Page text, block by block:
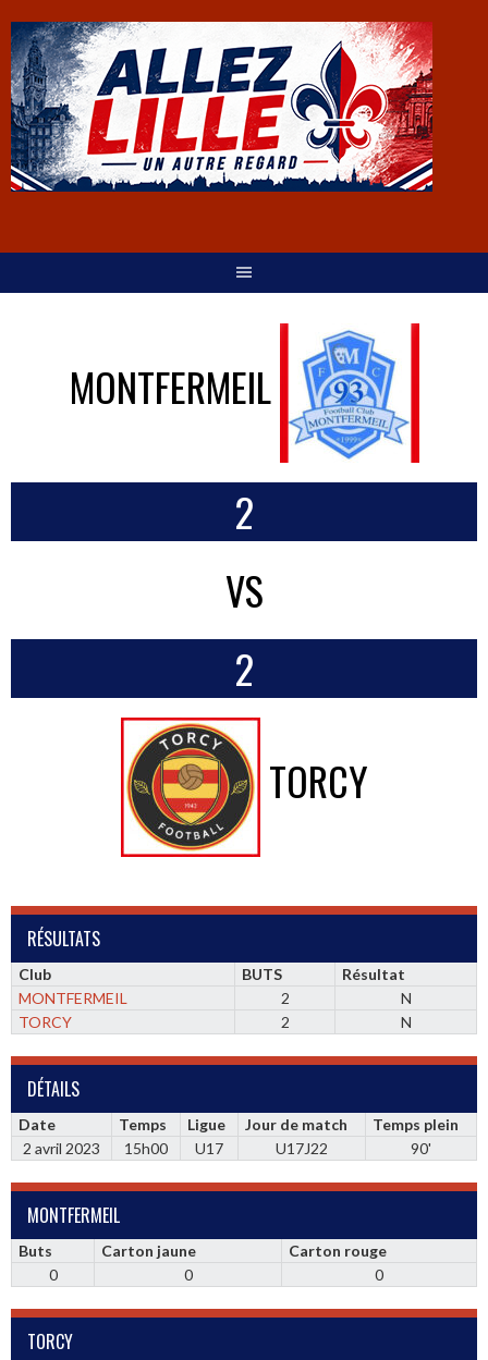
MONTFERMEIL
2
VS
2
TORCY
RÉSULTATS
Club BUTS
Résultat
MONTFERMEIL
2
N
TORCY
2 N
DÉTAILS
Date Temps Ligue Jour de match
Temps plein
2 avril 2023
15h00 U17 U17J22 90'
MONTFERMEIL
Buts Carton jaune
Carton rouge
0
0 0
TORCY